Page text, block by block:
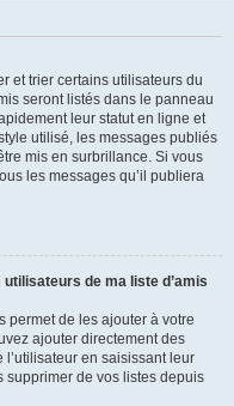
et trier certains utilisateurs du
seront listés dans le panneau
leur statut en ligne et
utilisé, les messages publiés
mis en surbrillance. Si vous
les messages qu’il publiera
de ma liste d’amis
permet de les ajouter à votre
ajouter directement des
en saisissant leur
supprimer de vos listes depuis